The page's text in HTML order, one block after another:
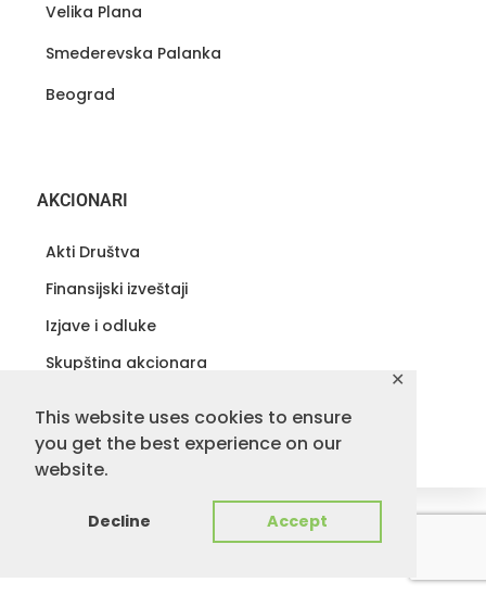
This website uses cookies to ensure
you get the best experience on our
website.
Decline Accept
✕
Velika Plana
Smederevska Palanka
Beograd
AKCIONARI
Akti Društva
Finansijski izveštaji
Izjave i odluke
Skupština akcionara
Povremene informacije